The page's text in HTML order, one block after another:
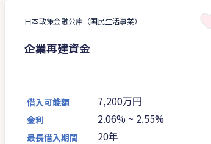
日本政策金融公庫（国民生活事業）
企業再建資金
借入可能額 7,200万円
金利 2.06% ~ 2.55%
最長借入期間 20年